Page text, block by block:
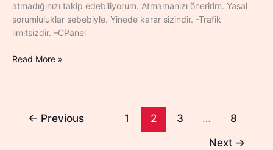
atmadığınızı takip edebiliyorum. Atmamanızı öneririm. Yasal
sorumluluklar sebebiyle. Yinede karar sizindir. -Trafik
limitsizdir. –CPanel
50
Read More »
← Previous 1 2 3 …
8
Next →